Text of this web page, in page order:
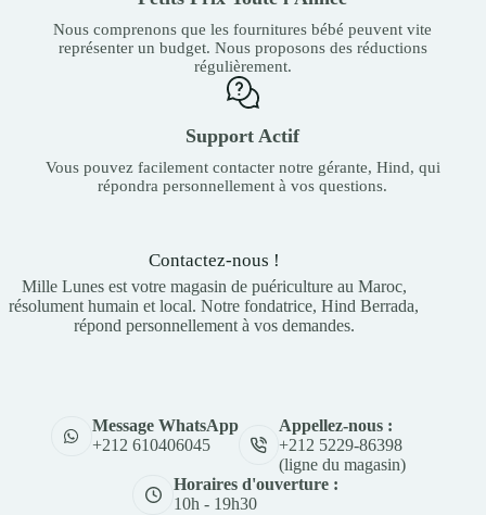
Nous comprenons que les fournitures bébé peuvent vite
représenter un budget. Nous proposons des réductions
régulièrement.
Support Actif
Vous pouvez facilement contacter notre gérante, Hind, qui
répondra personnellement à vos questions.
Contactez-nous !
Mille Lunes est votre magasin de puériculture au Maroc,
résolument humain et local. Notre fondatrice, Hind Berrada,
répond personnellement à vos demandes.
Message WhatsApp
+212 610406045
Appellez-nous :
+212 5229-86398
(ligne du magasin)
Horaires d'ouverture :
10h - 19h30